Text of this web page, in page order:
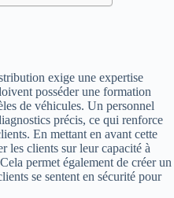
exige une expertise
posséder une formation
de véhicules. Un personnel
précis, ce qui renforce
En mettant en avant cette
les clients sur leur capacité à
permet également de créer un
se sentent en sécurité pour